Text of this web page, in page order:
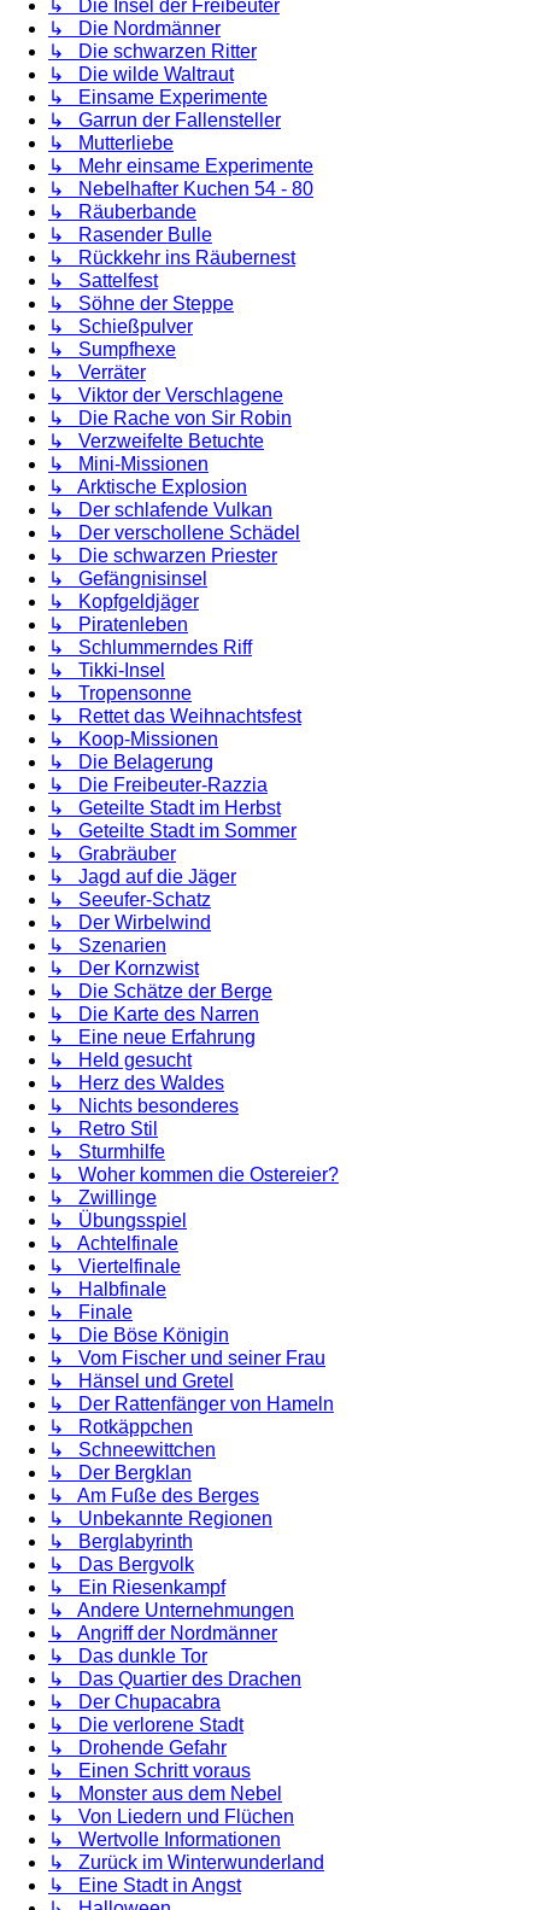
↳ Die Insel der Freibeuter
↳ Die Nordmänner
↳ Die schwarzen Ritter
↳ Die wilde Waltraut
↳ Einsame Experimente
↳ Garrun der Fallensteller
↳ Mutterliebe
↳ Mehr einsame Experimente
↳ Nebelhafter Kuchen 54 - 80
↳ Räuberbande
↳ Rasender Bulle
↳ Rückkehr ins Räubernest
↳ Sattelfest
↳ Söhne der Steppe
↳ Schießpulver
↳ Sumpfhexe
↳ Verräter
↳ Viktor der Verschlagene
↳ Die Rache von Sir Robin
↳ Verzweifelte Betuchte
↳ Mini-Missionen
↳ Arktische Explosion
↳ Der schlafende Vulkan
↳ Der verschollene Schädel
↳ Die schwarzen Priester
↳ Gefängnisinsel
↳ Kopfgeldjäger
↳ Piratenleben
↳ Schlummerndes Riff
↳ Tikki-Insel
↳ Tropensonne
↳ Rettet das Weihnachtsfest
↳ Koop-Missionen
↳ Die Belagerung
↳ Die Freibeuter-Razzia
↳ Geteilte Stadt im Herbst
↳ Geteilte Stadt im Sommer
↳ Grabräuber
↳ Jagd auf die Jäger
↳ Seeufer-Schatz
↳ Der Wirbelwind
↳ Szenarien
↳ Der Kornzwist
↳ Die Schätze der Berge
↳ Die Karte des Narren
↳ Eine neue Erfahrung
↳ Held gesucht
↳ Herz des Waldes
↳ Nichts besonderes
↳ Retro Stil
↳ Sturmhilfe
↳ Woher kommen die Ostereier?
↳ Zwillinge
↳ Übungsspiel
↳ Achtelfinale
↳ Viertelfinale
↳ Halbfinale
↳ Finale
↳ Die Böse Königin
↳ Vom Fischer und seiner Frau
↳ Hänsel und Gretel
↳ Der Rattenfänger von Hameln
↳ Rotkäppchen
↳ Schneewittchen
↳ Der Bergklan
↳ Am Fuße des Berges
↳ Unbekannte Regionen
↳ Berglabyrinth
↳ Das Bergvolk
↳ Ein Riesenkampf
↳ Andere Unternehmungen
↳ Angriff der Nordmänner
↳ Das dunkle Tor
↳ Das Quartier des Drachen
↳ Der Chupacabra
↳ Die verlorene Stadt
↳ Drohende Gefahr
↳ Einen Schritt voraus
↳ Monster aus dem Nebel
↳ Von Liedern und Flüchen
↳ Wertvolle Informationen
↳ Zurück im Winterwunderland
↳ Eine Stadt in Angst